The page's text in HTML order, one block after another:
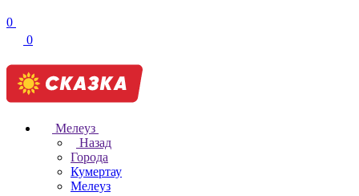
0
0
Мелеуз
Назад
Города
Кумертау
Мелеуз